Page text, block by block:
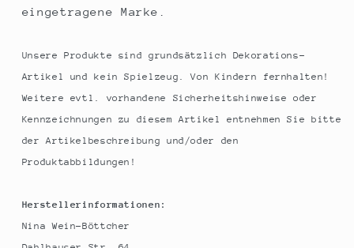
eingetragene Marke.
Unsere Produkte sind grundsätzlich Dekorations-
Artikel und kein Spielzeug. Von Kindern fernhalten!
Weitere evtl. vorhandene Sicherheitshinweise oder
Kennzeichnungen zu diesem Artikel entnehmen Sie bitte
der Artikelbeschreibung und/oder den
Produktabbildungen!
Herstellerinformationen:
Nina Wein-Böttcher